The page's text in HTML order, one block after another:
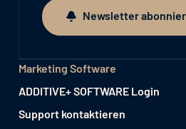
Newsletter abonnieren
Newsletter
Marketing Software
ADDITIVE+ SOFTWARE Login
Support kontaktieren